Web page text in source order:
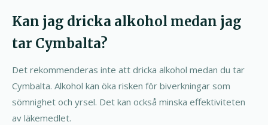
Kan jag dricka alkohol medan jag
tar Cymbalta?
Det rekommenderas inte att dricka alkohol medan du tar
Cymbalta. Alkohol kan öka risken för biverkningar som
sömnighet och yrsel. Det kan också minska effektiviteten
av läkemedlet.